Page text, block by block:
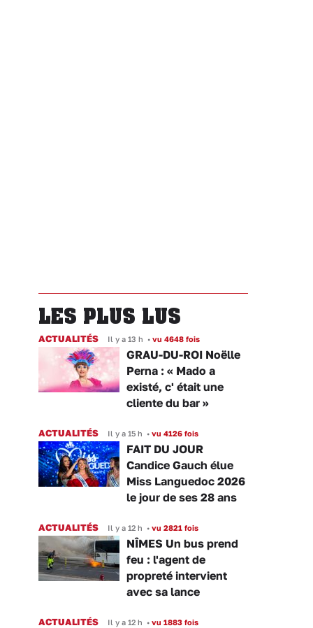
LES PLUS LUS
ACTUALITÉS Il y a 13 h • vu 4648 fois
GRAU-DU-ROI Noëlle
Perna : « Mado a
existé, c' était une
cliente du bar »
ACTUALITÉS Il y a 15 h • vu 4126 fois
FAIT DU JOUR
Candice Gauch élue
Miss Languedoc 2026
le jour de ses 28 ans
ACTUALITÉS Il y a 12 h • vu 2821 fois
NÎMES Un bus prend
feu : l'agent de
propreté intervient
avec sa lance
ACTUALITÉS Il y a 12 h • vu 1883 fois